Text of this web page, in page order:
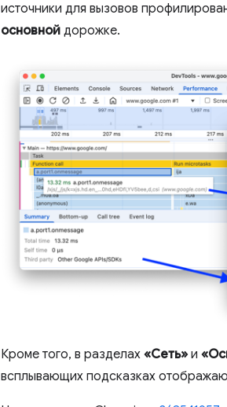
источники для вызовов
основной дорожке.
Кроме того, в разделах «Сеть» и
всплывающих подсказках